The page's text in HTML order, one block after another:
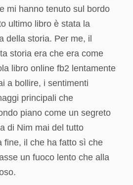
mi hanno tenuto sul bordo
ultimo libro è stata la
della storia. Per me, il
storia era che era come
libro online fb2 lentamente
a bollire, i sentimenti
principali che
piano come un segreto
di Nim mai del tutto
fine, il che ha fatto sì che
un fuoco lento che alla